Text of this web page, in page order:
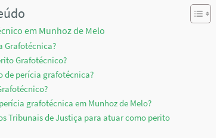
em Munhoz de Melo
Grafotécnica?
Grafotécnico?
de perícia grafotécnica?
grafotécnica em Munhoz de Melo?
Tribunais de Justiça para atuar como perito